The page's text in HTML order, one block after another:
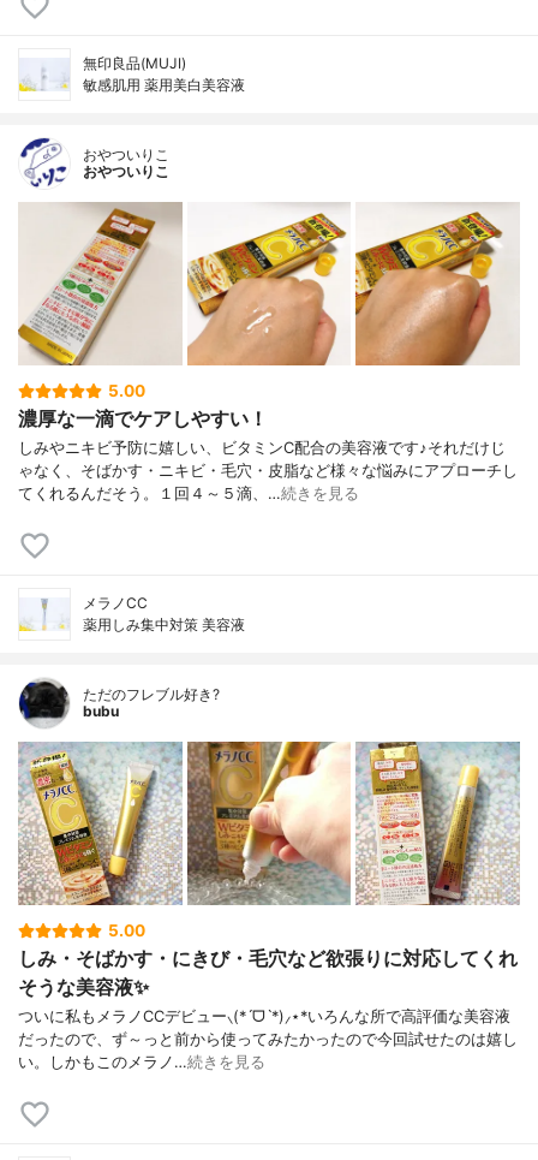
無印良品(MUJI)
敏感肌用 薬用美白美容液
おやついりこ
おやついりこ
5.00
濃厚な一滴でケアしやすい！
しみやニキビ予防に嬉しい、ビタミンC配合の美容液です♪それだけじ
ゃなく、そばかす・ニキビ・毛穴・皮脂など様々な悩みにアプローチし
てくれるんだそう。１回４～５滴、…続きを見る
メラノCC
薬用しみ集中対策 美容液
ただのフレブル好き?
bubu
5.00
しみ・そばかす・にきび・毛穴など欲張りに対応してくれ
そうな美容液✨
ついに私もメラノCCデビュー⸜(*ˊᗜˋ*)⸝⋆*いろんな所で高評価な美容液
だったので、ず～っと前から使ってみたかったので今回試せたのは嬉し
い。しかもこのメラノ…続きを見る